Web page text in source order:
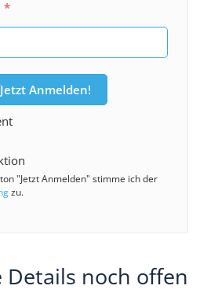
Jetzt Anmelden!
"Jetzt Anmelden" stimme ich der
zu.
Details noch offen